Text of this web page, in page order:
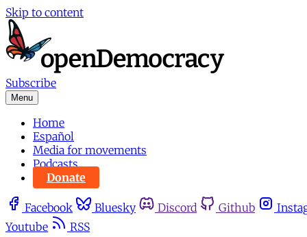
Skip to content
Subscribe
Menu
Home
Español
Media for movements
Podcasts
Donate
Facebook Bluesky Discord Github
Youtube
RSS